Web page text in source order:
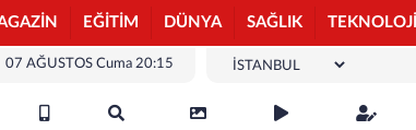
EĞİTİM DÜNYA SAĞLIK TEKNOLOJİ
07 AĞUSTOS Cuma 20:15